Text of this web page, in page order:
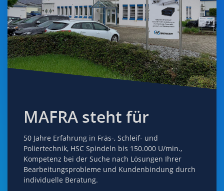
MAFRA steht für
50 Jahre Erfahrung in Fräs-, Schleif- und
Poliertechnik, HSC Spindeln bis 150.000 U/min.,
Kompetenz bei der Suche nach Lösungen Ihrer
Bearbeitungsprobleme und Kundenbindung durch
individuelle Beratung.